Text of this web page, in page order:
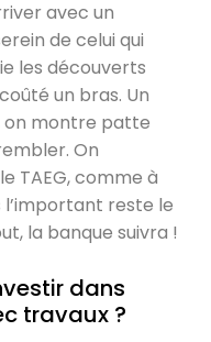
avec un
de celui qui
les découverts
un bras. Un
on montre patte
On
TAEG, comme à
l’important reste le
la banque suivra !
dans
travaux ?